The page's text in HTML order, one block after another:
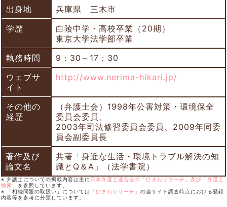
出身地
兵庫県 三木市
学歴
白陵中学・高校卒業（20期）
東京大学法学部卒業
執務時間
9：30～17：30
ウェブサ
イト
http://www.nerima-hikari.jp/
その他の
経歴
（弁護士会）1998年公害対策・環境保全
委員会委員、
2003年司法修習委員会委員、2009年同委
員会副委員長
著作及び
論文名
共著「身近な生活・環境トラブル解決の知
識とQ＆A」（法学書院）
※ 弁護士についての掲載内容は主に 日本弁護士連合会の「ひまわりサーチ」及び「弁護士
検索」 を参照しています。
※ 「相続問題の取扱い」については
「ひまわりサーチ」 の当サイト調査時点における登録
内容等を参考に分類しています。